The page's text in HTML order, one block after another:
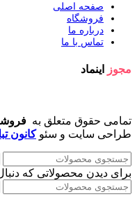
صفحه اصلی
فروشگاه
درباره ما
تماس با ما
مجوز اینماد
تمامی حقوق متعلق به
طراحی سایت و سئوکانون
برای دیدن محصولاتی که